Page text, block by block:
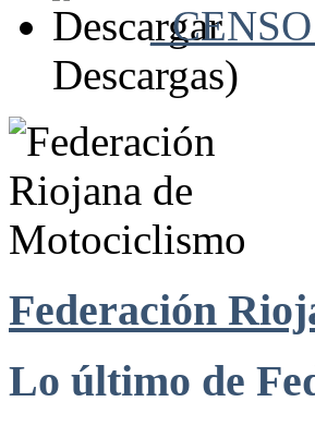
Descargas)
Federación
Lo último de